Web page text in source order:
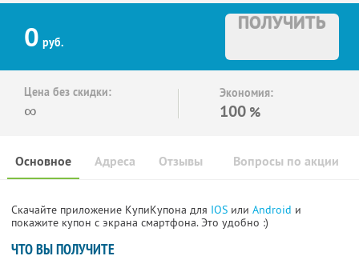
0 руб.
ПОЛУЧИТЬ
Цена без скидки:
∞
Экономия:
100 %
Основное Отзывы Вопросы по акции
Адреса
Скачайте приложение КупиКупона для IOS или Android и
покажите купон с экрана смартфона. Это удобно :)
ЧТО ВЫ ПОЛУЧИТЕ